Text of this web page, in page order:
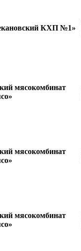
КХП №1»
мясокомбинат
мясокомбинат
мясокомбинат